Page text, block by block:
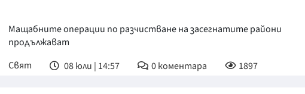
Мащабните операции по разчистване на засегнатите райони
продължават
Свят
08 юли | 14:57 0коментара 1897